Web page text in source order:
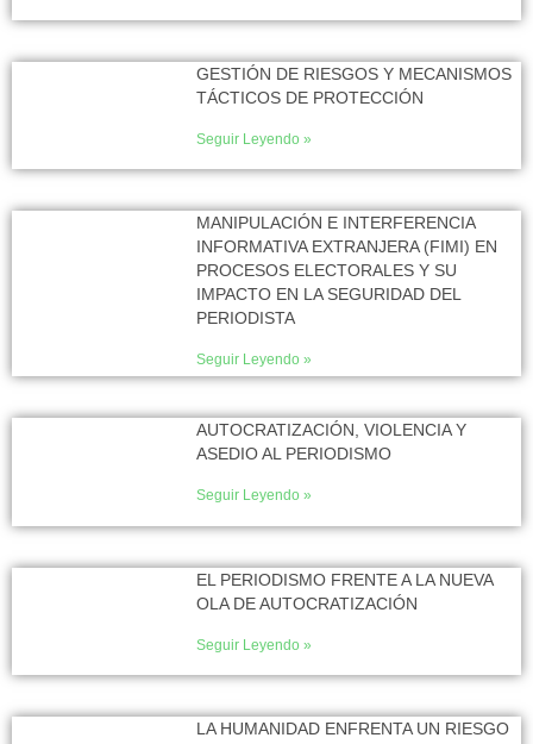
GESTIÓN DE RIESGOS Y MECANISMOS
TÁCTICOS DE PROTECCIÓN
Seguir Leyendo »
MANIPULACIÓN E INTERFERENCIA
INFORMATIVA EXTRANJERA (FIMI) EN
PROCESOS ELECTORALES Y SU
IMPACTO EN LA SEGURIDAD DEL
PERIODISTA
Seguir Leyendo »
AUTOCRATIZACIÓN, VIOLENCIA Y
ASEDIO AL PERIODISMO
Seguir Leyendo »
EL PERIODISMO FRENTE A LA NUEVA
OLA DE AUTOCRATIZACIÓN
Seguir Leyendo »
LA HUMANIDAD ENFRENTA UN RIESGO